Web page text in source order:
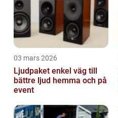
03 mars 2026
Ljudpaket enkel väg till
bättre ljud hemma och på
event